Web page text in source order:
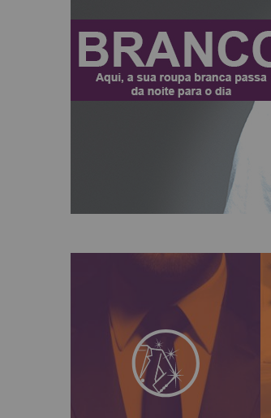
O tratamento têxtil que
protege os seus artigos e
lhe garante um aspecto
profissional "acabado de
engomar".